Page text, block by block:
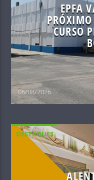
EPFA
CURSO
06/08/2026
DESTAQUES